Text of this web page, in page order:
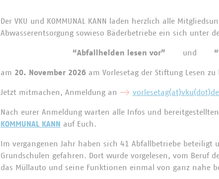
Der VKU und KOMMUNAL KANN laden herzlich alle
Abwasserentsorgung sowieso Bäderbetriebe ein sich unter
“Abfallhelden lesen vor” und
am 20. November 2026 am Vorlesetag der Stiftung Lesen
Jetzt mitmachen, Anmeldung an vorlesetag(at)vku(dot)de
Nach eurer Anmeldung warten alle Infos und
KOMMUNAL KANN auf Euch.
Im vergangenen Jahr haben sich 41 Abfallbetriebe
Grundschulen gefahren. Dort wurde vorgelesen, vom Beruf
das Müllauto und seine Funktionen einmal von ganz nahe